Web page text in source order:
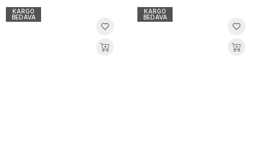
KARGO
BEDAVA
KARGO
BEDAVA